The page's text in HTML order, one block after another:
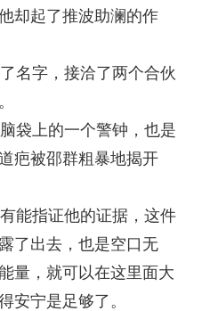
却起了推波助澜的作
名字，接洽了两个合伙
袋上的一个警钟，也是
疤被邵群粗暴地揭开
能指证他的证据，这件
了出去，也是空口无
量，就可以在这里面大
安宁是足够了。